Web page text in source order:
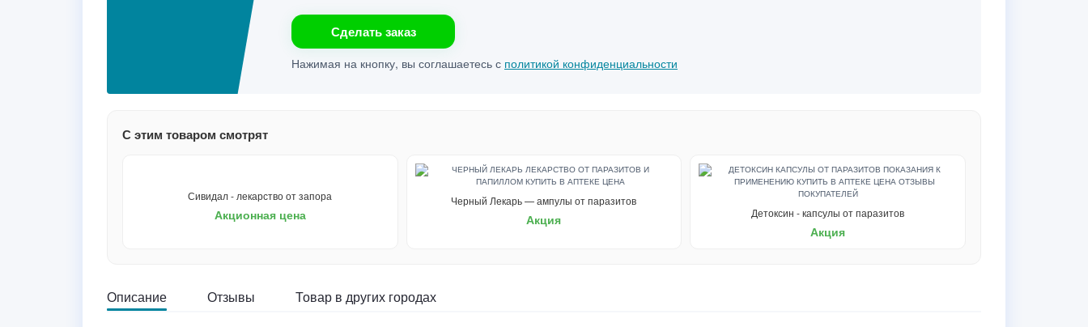
Сделать заказ
Нажимая на кнопку, вы соглашаетесь с политикой конфиденциальности
С этим товаром смотрят
Сивидал - лекарство от запора
Акционная цена
Черный Лекарь — ампулы от паразитов
Акция Детоксин - капсулы от паразитов
Акция
Описание Отзывы Товар в других городах